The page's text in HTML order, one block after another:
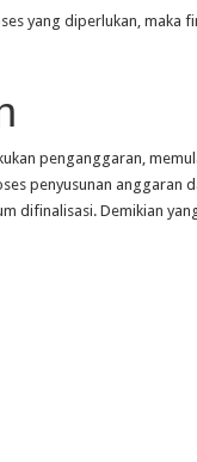
yang diperlukan, maka
penganggaran,
penyusunan anggaran
difinalisasi. Demikian